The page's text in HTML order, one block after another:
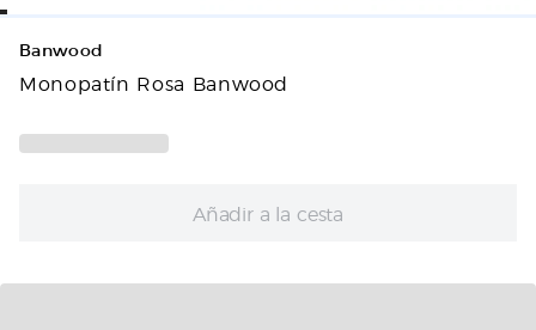
Banwood
Monopatín Rosa Banwood
Añadir a la cesta